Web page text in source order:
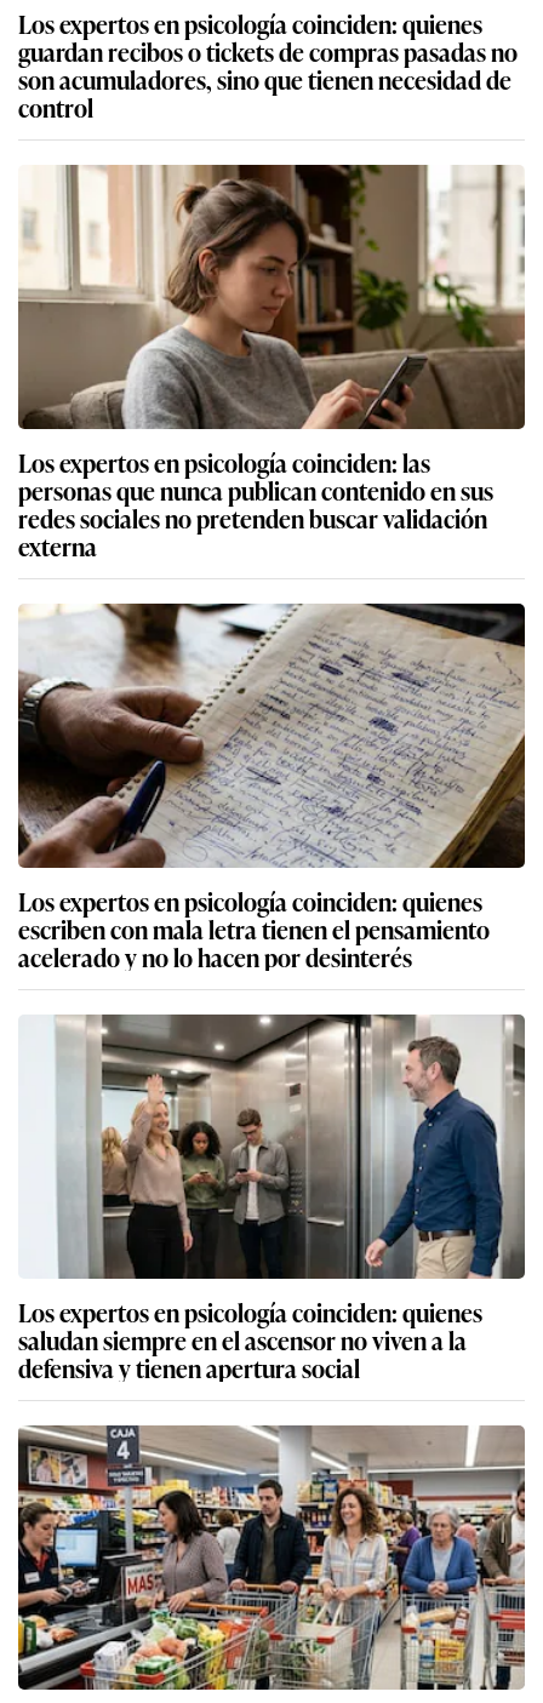
Los expertos en psicología coinciden: quienes
guardan recibos o tickets de compras pasadas no
son acumuladores, sino que tienen necesidad de
control
Los expertos en psicología coinciden: las
personas que nunca publican contenido en sus
redes sociales no pretenden buscar validación
externa
Los expertos en psicología coinciden: quienes
escriben con mala letra tienen el pensamiento
acelerado y no lo hacen por desinterés
Los expertos en psicología coinciden: quienes
saludan siempre en el ascensor no viven a la
defensiva y tienen apertura social